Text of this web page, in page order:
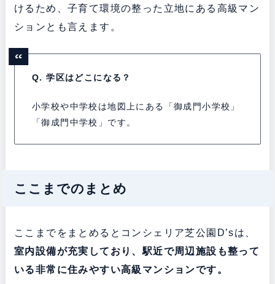
けるため、子育て環境の整った立地にある高級マン
ションとも言えます。
Q. 学区はどこになる？
小学校や中学校は地図上にある「御成門小学校」
「御成門中学校」です。
ここまでのまとめ
ここまでをまとめるとコンシェリア芝公園D’sは、
室内設備が充実しており、駅近で周辺施設も整って
いる非常に住みやすい高級マンションです。